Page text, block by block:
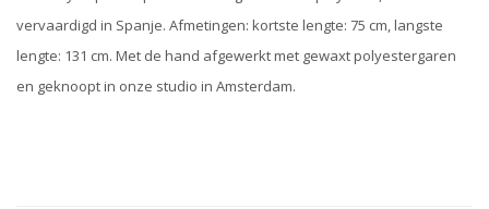
vervaardigd in Spanje. Afmetingen: kortste lengte: 75 cm, langste
lengte: 131 cm. Met de hand afgewerkt met gewaxt polyestergaren
en geknoopt in onze studio in Amsterdam.